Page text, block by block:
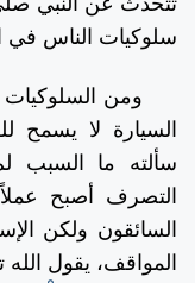
سلوكيات الناس في
ومن السلوكيات
السيارة لا يسمح
سألته ما السبب
التصرف أصبح
السائقون ولكن
المواقف، يقول الله